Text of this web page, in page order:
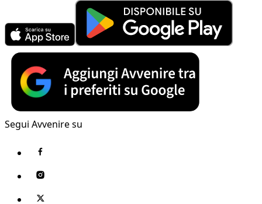
Segui Avvenire su